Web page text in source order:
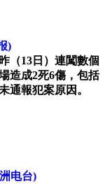
)
（13日）連闖數個
造成2死6傷，包括
通報犯案原因。
电台)